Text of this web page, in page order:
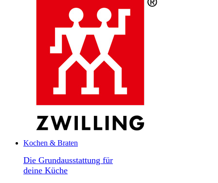
Kochen & Braten
Die Grundausstattung für
deine Küche